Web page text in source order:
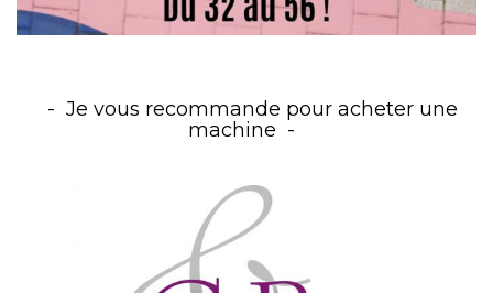
Je vous recommande pour acheter une
machine